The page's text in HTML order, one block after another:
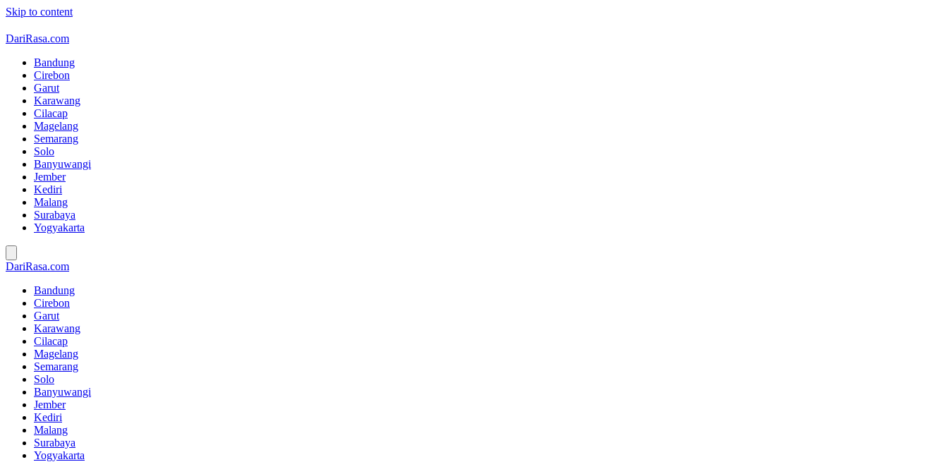
Skip to content
DariRasa.com
Bandung
Cirebon
Garut
Karawang
Cilacap
Magelang
Semarang
Solo
Banyuwangi
Jember
Kediri
Malang
Surabaya
Yogyakarta
DariRasa.com
Bandung
Cirebon
Garut
Karawang
Cilacap
Magelang
Semarang
Solo
Banyuwangi
Jember
Kediri
Malang
Surabaya
Yogyakarta